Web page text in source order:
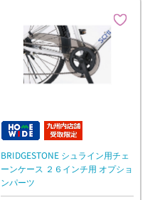
BRIDGESTONE シュライン用チェ
ーンケース ２６インチ用 オプショ
ンパーツ